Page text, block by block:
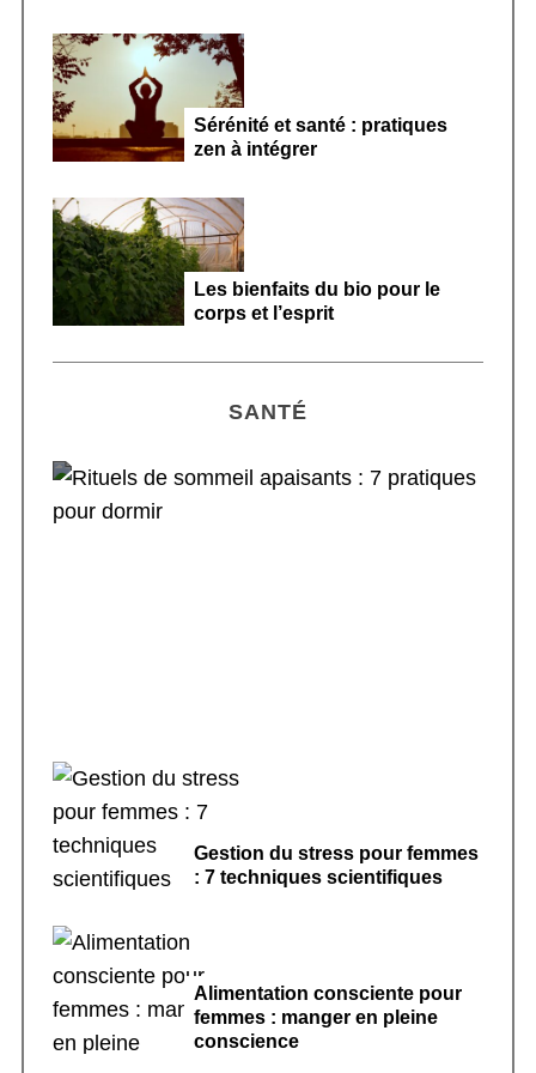
Sérénité et santé : pratiques
zen à intégrer
Les bienfaits du bio pour le
corps et l’esprit
SANTÉ
Gestion du stress pour femmes
: 7 techniques scientifiques
Alimentation consciente pour
femmes : manger en pleine
conscience